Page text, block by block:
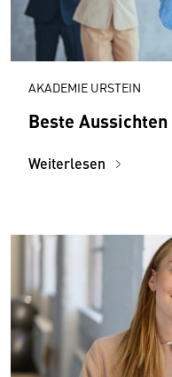
AKADEMIE URSTEIN
Beste Aussichten
Weiterlesen